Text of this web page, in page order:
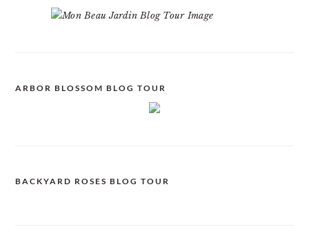
ARBOR BLOSSOM BLOG TOUR
BACKYARD ROSES BLOG TOUR